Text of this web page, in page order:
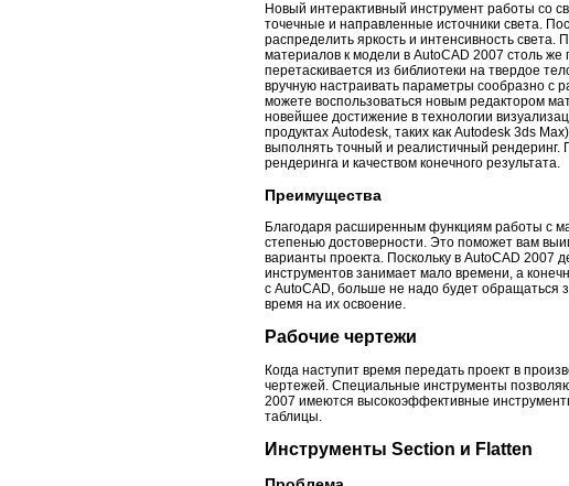
Новый интерактивный инструмент работы со
точечные и направленные источники света.
распределить яркость и интенсивность
материалов к модели в AutoCAD 2007 столь
перетаскивается из библиотеки на твердое
вручную настраивать параметры сообразно с
можете воспользоваться новым редактором
новейшее достижение в технологии
продуктах Autodesk, таких как Autodesk 3ds
выполнять точный и реалистичный рендеринг.
рендеринга и качеством конечного результата.
Преимущества
Благодаря расширенным функциям работы с
степенью достоверности. Это поможет вам
варианты проекта. Поскольку в AutoCAD 2007
инструментов занимает мало времени, а
с AutoCAD, больше не надо будет обращаться
время на их освоение.
Рабочие чертежи
Когда наступит время передать проект в
чертежей. Специальные инструменты
2007 имеются высокоэффективные
таблицы.
Инструменты Section и Flatten